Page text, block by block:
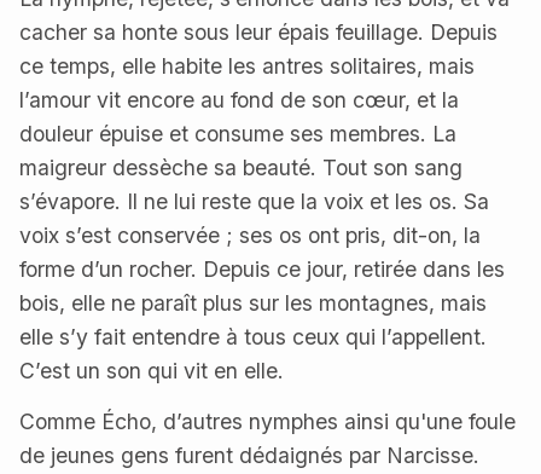
cacher sa honte sous leur épais feuillage. Depuis
ce temps, elle habite les antres solitaires, mais
l’amour vit encore au fond de son cœur, et la
douleur épuise et consume ses membres. La
maigreur dessèche sa beauté. Tout son sang
s’évapore. Il ne lui reste que la voix et les os. Sa
voix s’est conservée ; ses os ont pris, dit-on, la
forme d’un rocher. Depuis ce jour, retirée dans les
bois, elle ne paraît plus sur les montagnes, mais
elle s’y fait entendre à tous ceux qui l’appellent.
C’est un son qui vit en elle.
Comme Écho, d’autres nymphes ainsi qu'une foule
de jeunes gens furent dédaignés par Narcisse.